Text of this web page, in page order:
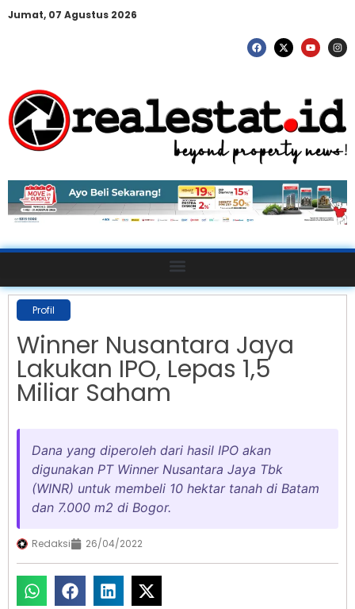
Jumat, 07 Agustus 2026
Profil
Winner Nusantara Jaya
Lakukan IPO, Lepas 1,5
Miliar Saham
Dana yang diperoleh dari hasil IPO akan
digunakan PT Winner Nusantara Jaya Tbk
(WINR) untuk membeli 10 hektar tanah di Batam
dan 7.000 m2 di Bogor.
Redaksi 26/04/2022